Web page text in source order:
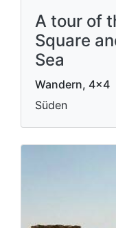
A tour of
Square
Sea
Wandern, 4x4
Süden